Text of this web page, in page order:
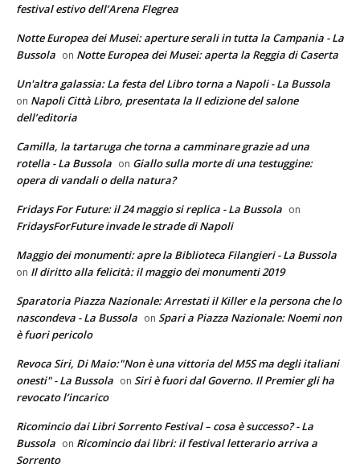
festival estivo dell’Arena Flegrea
Notte Europea dei Musei: aperture serali in tutta la Campania - La
Bussola on Notte Europea dei Musei: aperta la Reggia di Caserta
Un'altra galassia: La festa del Libro torna a Napoli - La Bussola
on Napoli Città Libro, presentata la II edizione del salone
dell’editoria
Camilla, la tartaruga che torna a camminare grazie ad una
rotella - La Bussola on Giallo sulla morte di una testuggine:
opera di vandali o della natura?
Fridays For Future: il 24 maggio si replica - La Bussola on
FridaysForFuture invade le strade di Napoli
Maggio dei monumenti: apre la Biblioteca Filangieri - La Bussola
on Il diritto alla felicità: il maggio dei monumenti 2019
Sparatoria Piazza Nazionale: Arrestati il Killer e la persona che lo
nascondeva - La Bussola on Spari a Piazza Nazionale: Noemi non
è fuori pericolo
Revoca Siri, Di Maio:"Non è una vittoria del M5S ma degli italiani
onesti" - La Bussola on Siri è fuori dal Governo. Il Premier gli ha
revocato l’incarico
Ricomincio dai Libri Sorrento Festival – cosa è successo? - La
Bussola on Ricomincio dai libri: il festival letterario arriva a
Sorrento